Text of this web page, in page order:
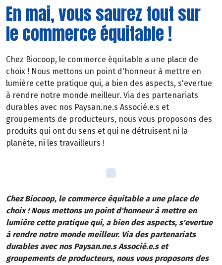
En mai, vous saurez tout sur
le commerce équitable !
Chez Biocoop, le commerce équitable a une place de
choix ! Nous mettons un point d'honneur à mettre en
lumière cette pratique qui, a bien des aspects, s'evertue
à rendre notre monde meilleur. Via des partenariats
durables avec nos Paysan.ne.s Associé.e.s et
groupements de producteurs, nous vous proposons des
produits qui ont du sens et qui ne détruisent ni la
planète, ni les travailleurs !
Chez Biocoop, le commerce équitable a une place de
choix ! Nous mettons un point d'honneur à mettre en
lumière cette pratique qui, a bien des aspects, s'evertue
à rendre notre monde meilleur. Via des partenariats
durables avec nos Paysan.ne.s Associé.e.s et
groupements de producteurs, nous vous proposons des